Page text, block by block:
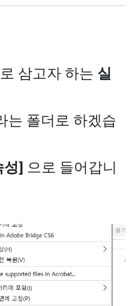
삼고자 하는 실
는 폴더로 하겠습
성] 으로 들어갑니